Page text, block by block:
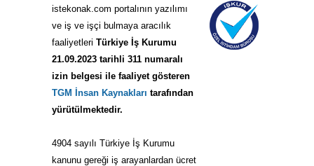
istekonak.com portalının yazılımı
ve iş ve işçi bulmaya aracılık
faaliyetleri Türkiye İş Kurumu
21.09.2023 tarihli 311 numaralı
izin belgesi ile faaliyet gösteren
TGM İnsan Kaynakları tarafından
yürütülmektedir.
4904 sayılı Türkiye İş Kurumu
kanunu gereği iş arayanlardan ücret